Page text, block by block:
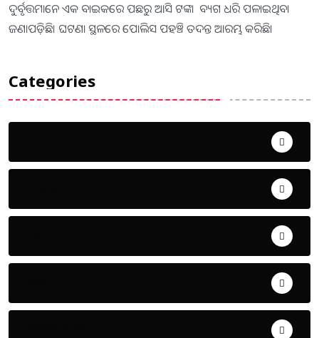
ଦୁର୍ବୃତ୍ତମାନେ ଏକ ବାଇକରେ ପଛରୁ ଆସି ଟଙ୍କା ବ୍ୟଗ ଧରି ପଳାଇଥିବା
ଜଣାପଡ଼ିଛି। ଘଟଣା ସ୍ଥଳରେ ପୋଲିସ ପହଞ୍ଚି ତଦନ୍ତ ଆରମ୍ଭ କରିଛି।
Categories